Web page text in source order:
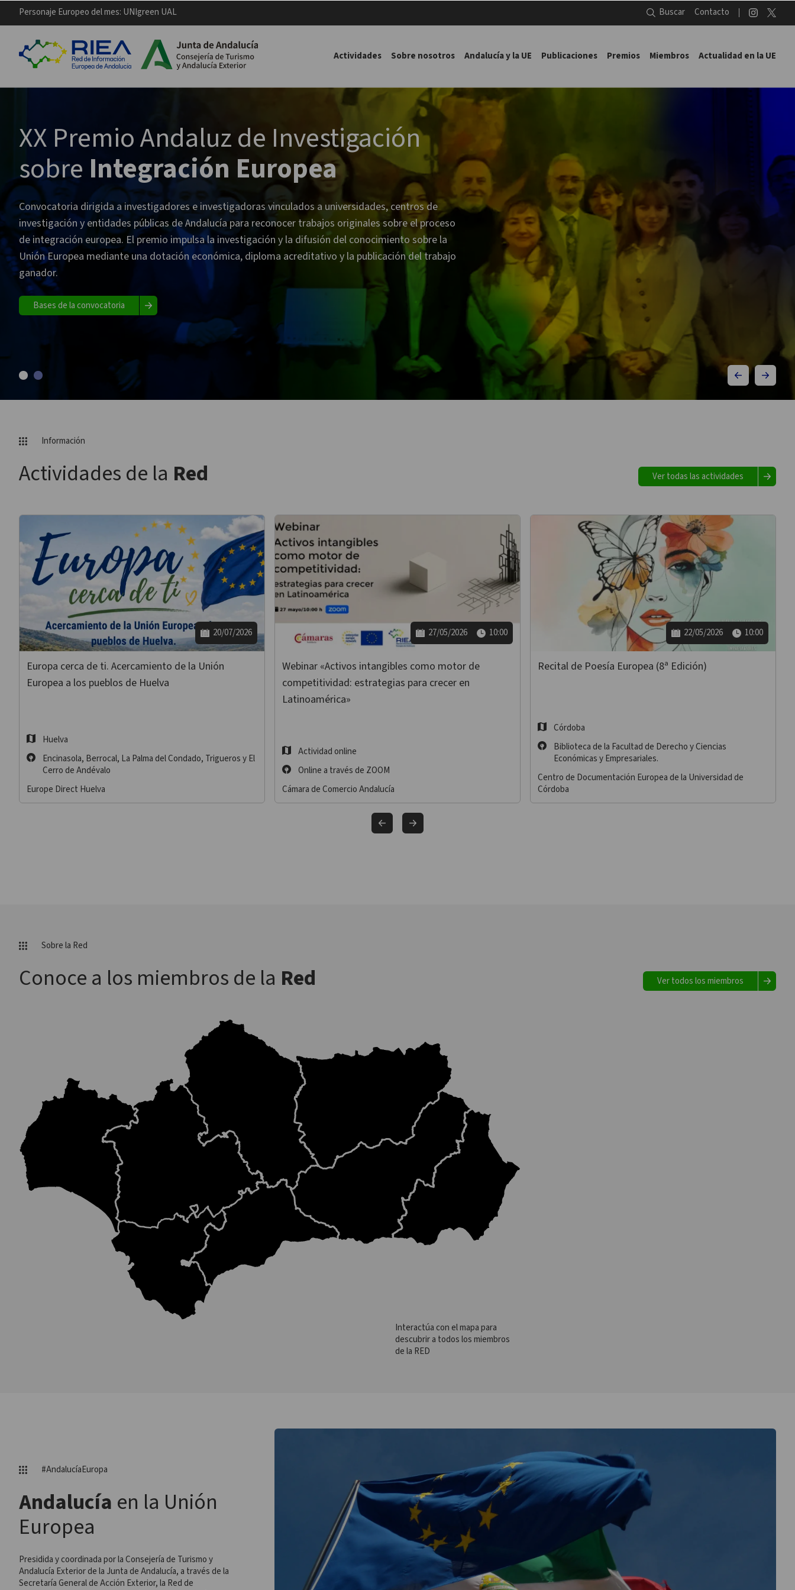
Personaje Europeo del mes: UNIgreen UAL Buscar Contacto
Actividades Sobre nosotros Andalucía y la UE Publicaciones Premios Miembros Actualidad en la UE
XX Premio Andaluz de Investigación
sobre Integración Europea
Convocatoria dirigida a investigadores e investigadoras vinculados a universidades, centros de
investigación y entidades públicas de Andalucía para reconocer trabajos originales sobre el proceso
de integración europea. El premio impulsa la investigación y la difusión del conocimiento sobre la
Unión Europea mediante una dotación económica, diploma acreditativo y la publicación del trabajo
ganador.
Bases de la convocatoria
Información
Actividades de la Red Ver todas las actividades
20/07/2026
Europa cerca de ti. Acercamiento de la Unión
Europea a los pueblos de Huelva
Huelva
Encinasola, Berrocal, La Palma del Condado, Trigueros y El
Cerro de Andévalo
Europe Direct Huelva
27/05/2026 10:00
Webinar «Activos intangibles como motor de
competitividad: estrategias para crecer en
Latinoamérica»
Actividad online
Online a través de ZOOM
Cámara de Comercio Andalucía
22/05/2026 10:00
Recital de Poesía Europea (8ª Edición)
Córdoba
Biblioteca de la Facultad de Derecho y Ciencias
Económicas y Empresariales.
Centro de Documentación Europea de la Universidad de
Córdoba
Sobre la Red
Conoce a los miembros de la Red Ver todos los miembros
Interactúa con el mapa para
descubrir a todos los miembros
de la RED
#AndalucíaEuropa
Andalucía en la Unión
Europea
Presidida y coordinada por la Consejería de Turismo y
Andalucía Exterior de la Junta de Andalucía, a través de la
Secretaría General de Acción Exterior, la Red de